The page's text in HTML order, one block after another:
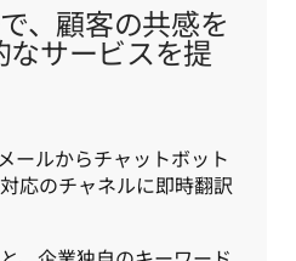
、顧客の共感を
サービスを提
ールからチャットボット
応のチャネルに即時翻訳